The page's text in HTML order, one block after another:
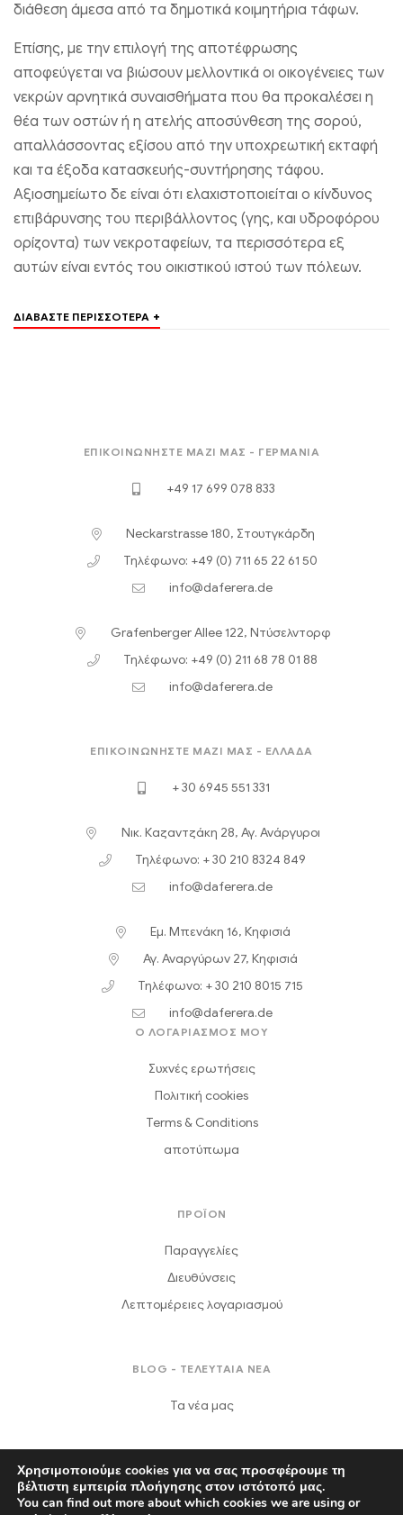
διάθεση άμεσα από τα δημοτικά κοιμητήρια τάφων.
Επίσης, με την επιλογή της αποτέφρωσης
αποφεύγεται να βιώσουν μελλοντικά οι οικογένειες των
νεκρών αρνητικά συναισθήματα που θα προκαλέσει η
θέα των οστών ή η ατελής αποσύνθεση της σορού,
απαλλάσσοντας εξίσου από την υποχρεωτική εκταφή
και τα έξοδα κατασκευής-συντήρησης τάφου.
Αξιοσημείωτο δε είναι ότι ελαχιστοποιείται ο κίνδυνος
επιβάρυνσης του περιβάλλοντος (γης, και υδροφόρου
ορίζοντα) των νεκροταφείων, τα περισσότερα εξ
αυτών είναι εντός του οικιστικού ιστού των πόλεων.
ΔΙΑΒΆΣΤΕ ΠΕΡΙΣΣΌΤΕΡΑ +
ΕΠΙΚΟΙΝΩΝΉΣΤΕ ΜΑΖΊ ΜΑΣ - ΓΕΡΜΑΝΊΑ
+49 17 699 078 833
Neckarstrasse 180, Στουτγκάρδη
Τηλέφωνο: +49 (0) 711 65 22 61 50
info@daferera.de
Grafenberger Allee 122, Ντύσελντορφ
Τηλέφωνο: +49 (0) 211 68 78 01 88
info@daferera.de
ΕΠΙΚΟΙΝΩΝΉΣΤΕ ΜΑΖΊ ΜΑΣ - ΕΛΛΆΔΑ
+ 30 6945 551 331
Νικ. Καζαντζάκη 28, Αγ. Ανάργυροι
Τηλέφωνο: + 30 210 8324 849
info@daferera.de
Εμ. Μπενάκη 16, Κηφισιά
Αγ. Αναργύρων 27, Κηφισιά
Τηλέφωνο: + 30 210 8015 715
info@daferera.de
Ο ΛΟΓΑΡΙΑΣΜΟΣ ΜΟΥ
Συχνές ερωτήσεις
Πολιτική cookies
Terms & Conditions
αποτύπωμα
ΠΡΟΪΟΝ
Παραγγελίες
Διευθύνσεις
Λεπτομέρειες λογαριασμού
BLOG - ΤΕΛΕΥΤΑΙΑ ΝΕΑ
Τα νέα μας
Πνευματικά δικαιώματα © 2021Γραφεία Τελετών "Δαφερέρα"
Χρησιμοποιούμε cookies για να σας προσφέρουμε τη
βέλτιστη εμπειρία πλοήγησης στον ιστότοπό μας.
You can find out more about which cookies we are using or